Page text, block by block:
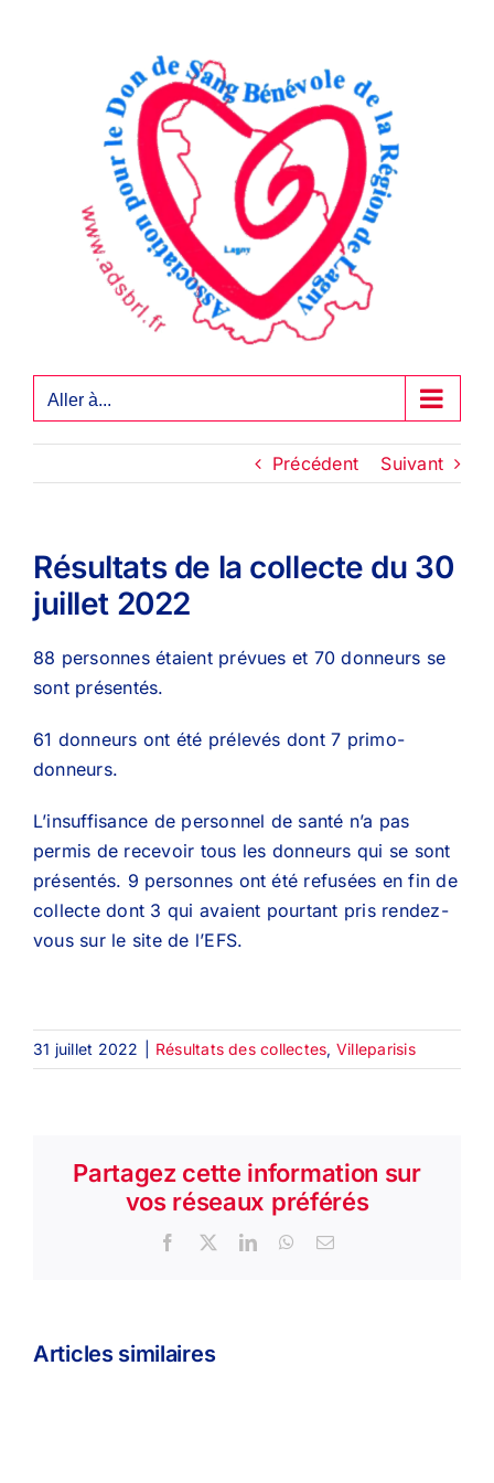
Aller à...
Précédent Suivant
Résultats de la collecte du 30
juillet 2022
88 personnes étaient prévues et 70 donneurs se
sont présentés.
61 donneurs ont été prélevés dont 7 primo-
donneurs.
L’insuffisance de personnel de santé n’a pas
permis de recevoir tous les donneurs qui se sont
présentés. 9 personnes ont été refusées en fin de
collecte dont 3 qui avaient pourtant pris rendez-
vous sur le site de l’EFS.
31 juillet 2022 Résultats des collectes, Villeparisis
Partagez cette information sur
vos réseaux préférés
Facebook
X LinkedInWhatsApp
Email
Articles similaires